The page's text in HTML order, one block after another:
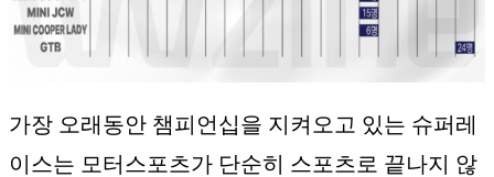
가장 오래동안 챔피언십을 지켜오고 있는 슈퍼레
이스는 모터스포츠가 단순히 스포츠로 끝나지 않